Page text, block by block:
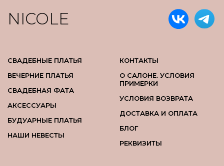
NICOLE
СВАДЕБНЫЕ ПЛАТЬЯ
ВЕЧЕРНИЕ ПЛАТЬЯ
СВАДЕБНАЯ ФАТА
АКСЕССУАРЫ
БУДУАРНЫЕ ПЛАТЬЯ
НАШИ НЕВЕСТЫ
КОНТАКТЫ
О САЛОНЕ. УСЛОВИЯ
ПРИМЕРКИ
УСЛОВИЯ ВОЗВРАТА
ДОСТАВКА И ОПЛАТА
БЛОГ
РЕКВИЗИТЫ